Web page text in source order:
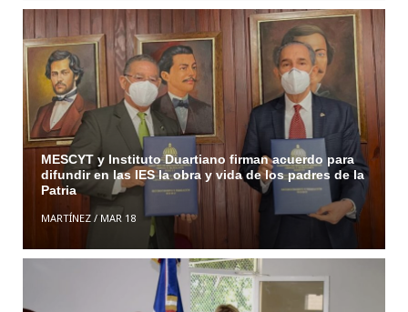
MESCYT y Instituto Duartiano firman acuerdo para
difundir en las IES la obra y vida de los padres de la
Patria
MARTÍNEZ/MAR 18